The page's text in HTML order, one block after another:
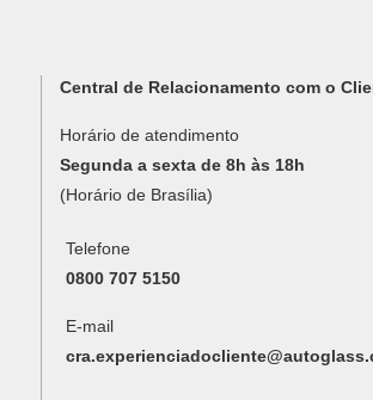
Telefone
0800 707 5150
E-mail
Central de Relacionamento com o
Horário de atendimento
Segunda a sexta de 8h às 18h
(Horário de Brasília)